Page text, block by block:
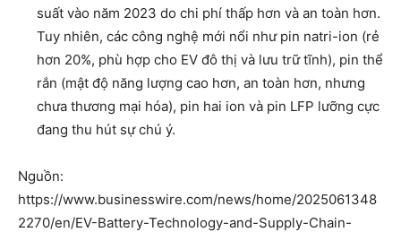
suất vào năm 2023 do chi phí thấp hơn và an toàn hơn.
Tuy nhiên, các công nghệ mới nổi như pin natri-ion (rẻ
hơn 20%, phù hợp cho EV đô thị và lưu trữ tĩnh), pin thể
rắn (mật độ năng lượng cao hơn, an toàn hơn, nhưng
chưa thương mại hóa), pin hai ion và pin LFP lưỡng cực
đang thu hút sự chú ý.
Nguồn:
https://www.businesswire.com/news/home/2025061348
2270/en/EV-Battery-Technology-and-Supply-Chain-